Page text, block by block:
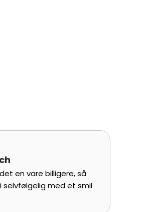
en vare billigere, så
med et smil